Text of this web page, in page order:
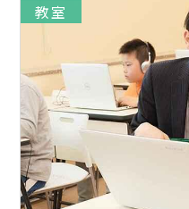
教室